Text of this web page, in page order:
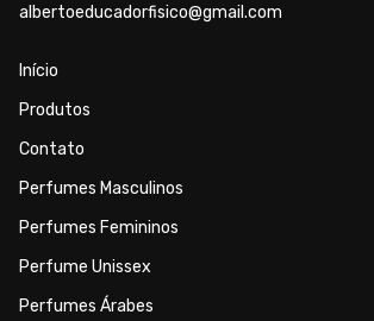
albertoeducadorfisico@gmail.com
Início
Produtos
Contato
Perfumes Masculinos
Perfumes Femininos
Perfume Unissex
Perfumes Árabes